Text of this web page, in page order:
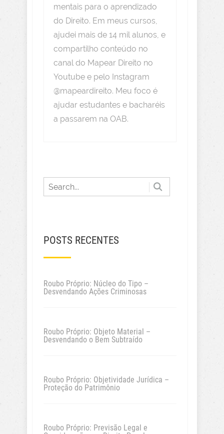
mentais para o aprendizado
do Direito. Em meus cursos,
ajudei mais de 14 mil alunos, e
compartilho conteúdo no
canal do Mapear Direito no
Youtube e pelo Instagram
@mapeardireito. Meu foco é
ajudar estudantes e bacharéis
a passarem na OAB.
POSTS RECENTES
Roubo Próprio: Núcleo do Tipo –
Desvendando Ações Criminosas
Roubo Próprio: Objeto Material –
Desvendando o Bem Subtraído
Roubo Próprio: Objetividade Jurídica –
Proteção do Patrimônio
Roubo Próprio: Previsão Legal e